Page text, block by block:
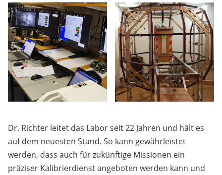
Dr. Richter leitet das Labor seit 22 Jahren und hält es
auf dem neuesten Stand. So kann gewährleistet
werden, dass auch für zukünftige Missionen ein
präziser Kalibrierdienst angeboten werden kann und